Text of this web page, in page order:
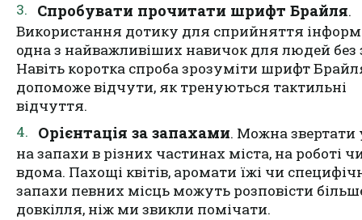
Спробувати прочитати шрифт Брайля.
Використання дотику для сприйняття
одна з найважливіших навичок для людей без
Навіть коротка спроба зрозуміти шрифт
допоможе відчути, як тренуються тактильні
відчуття.
Орієнтація за запахами. Можна звертати
на запахи в різних частинах міста, на роботі
вдома. Пахощі квітів, аромати їжі чи
запахи певних місць можуть розповісти
довкілля, ніж ми звикли помічати.